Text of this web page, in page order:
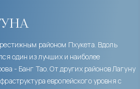
районом Пхукета. Вдоль
один из лучших и наиболее
- Банг Тао. От других районов Лагуну
европейского уровня с